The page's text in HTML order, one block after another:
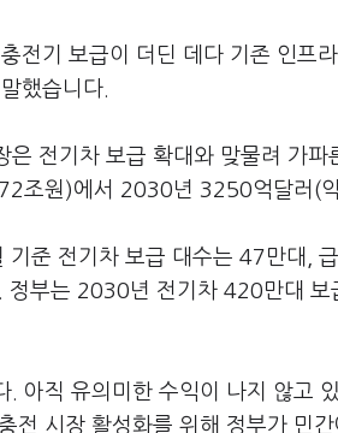
전기 보급이 더딘 데다 기존 인프
했습니다.
은 전기차 보급 확대와 맞물려 가
조원)에서 2030년 3250억달러(
기준 전기차 보급 대수는 47만대,
정부는 2030년 전기차 420만대 보
. 아직 유의미한 수익이 나지 않고
전 시장 활성화를 위해 정부가 민